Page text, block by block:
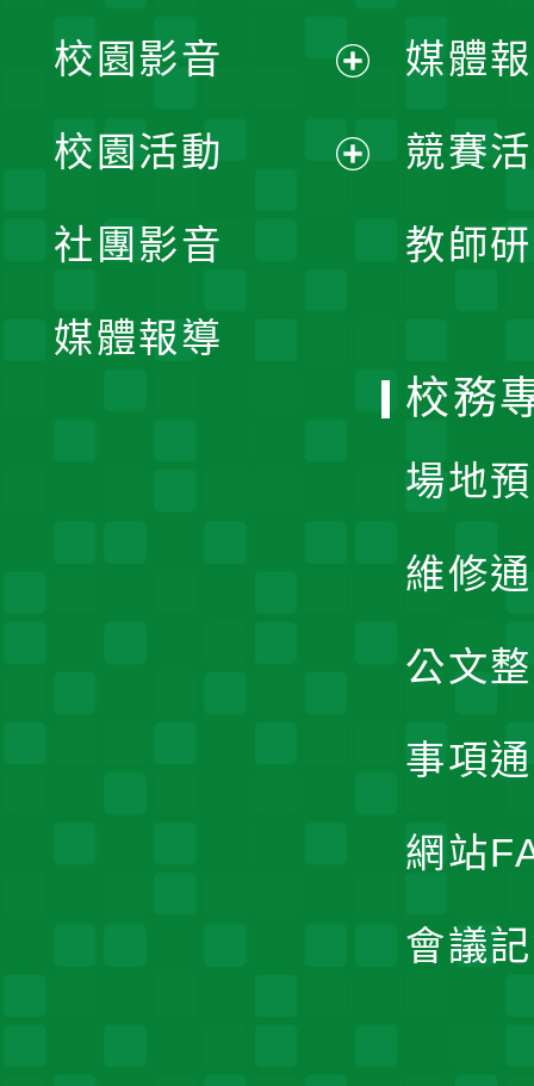
媒體
競賽
教師
校園影音
開
校園活動
社團影音
媒體報導
校務
場地
維修
公文
事項
網站
會議